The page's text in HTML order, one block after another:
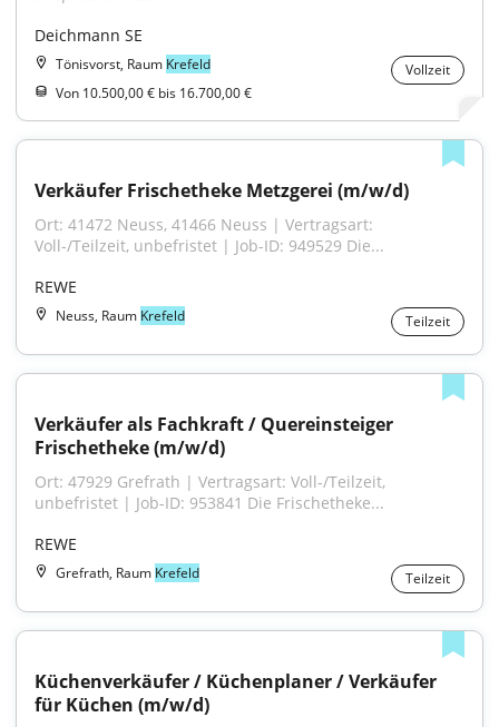
Deichmann SE
Tönisvorst, Raum Krefeld
Vollzeit
Von 10.500,00 € bis 16.700,00 €
Verkäufer Frischetheke Metzgerei (m/w/d)
Ort: 41472 Neuss, 41466 Neuss | Vertragsart:
Voll-/Teilzeit, unbefristet | Job-ID: 949529 Die...
REWE
Neuss, Raum Krefeld Teilzeit
Verkäufer als Fachkraft / Quereinsteiger
Frischetheke (m/w/d)
Ort: 47929 Grefrath | Vertragsart: Voll-/Teilzeit,
unbefristet | Job-ID: 953841 Die Frischetheke...
REWE
Grefrath, Raum Krefeld Teilzeit
Küchenverkäufer / Küchenplaner / Verkäufer
für Küchen (m/w/d)